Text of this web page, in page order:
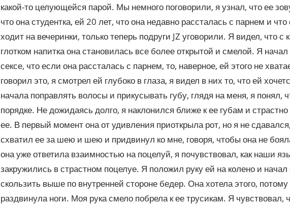
какой-то целующейся парой. Мы немного поговорили, я узнал, что ее
что она студентка, ей 20 лет, что она недавно рассталась с парнем и что
ходит на вечеринки, только теперь подруги JZ уговорили. Я видел, что с
глотком напитка она становилась все более открытой и смелой. Я начал
сексе, что если она рассталась с парнем, то, наверное, ей этого не
говорил это, я смотрел ей глубоко в глаза, я видел в них то, что ей
начала поправлять волосы и прикусывать губу, глядя на меня, я понял,
порядке. Не дожидаясь долго, я наклонился ближе к ее губам и
ее. В первый момент она от удивления приоткрыла рот, но я не
схватил ее за шею и шею и придвинул ко мне, говоря, чтобы она не
она уже ответила взаимностью на поцелуй, я почувствовал, как наши
закружились в страстном поцелуе. Я положил руку ей на колено и
скользить выше по внутренней стороне бедер. Она хотела этого, потому
раздвинула ноги. Моя рука смело побрела к ее трусикам. Я чувствовал,